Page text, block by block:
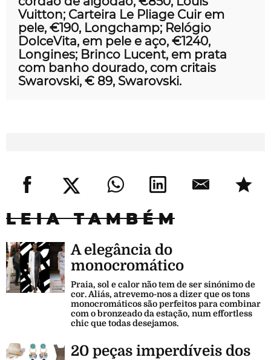
Vuitton; Carteira Le Pliage Cuir em
pele, €190, Longchamp; Relógio
DolceVita, em pele e aço, €1240,
Longines; Brinco Lucent, em prata
com banho dourado, com critais
Swarovski, € 89, Swarovski.
LEIA TAMBÉM
A elegância do
monocromático
Praia, sol e calor não tem de ser sinónimo de
cor. Aliás, atrevemo-nos a dizer que os tons
monocromáticos são perfeitos para combinar
com o bronzeado da estação, num effortless
chic que todas desejamos.
20 peças imperdíveis dos